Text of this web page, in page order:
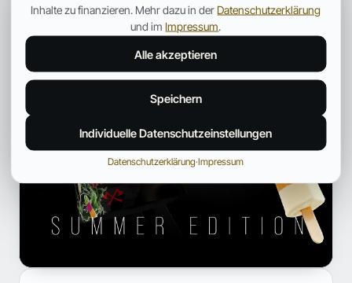
Inhalte zu finanzieren. Mehr dazu in der Datenschutzerklärung
und im Impressum.
Alle akzeptieren
Speichern
Individuelle Datenschutzeinstellungen
Datenschutzerklärung·Impressum